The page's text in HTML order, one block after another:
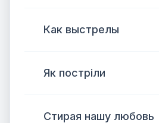
Как выстрелы
Як постріли
Стирая нашу любовь